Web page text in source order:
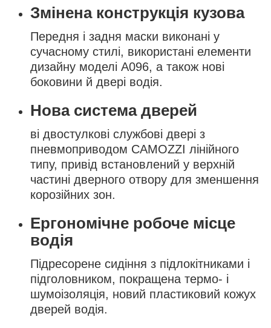
Змінена конструкція кузова
Передня і задня маски виконані у
сучасному стилі, використані елементи
дизайну моделі А096, а також нові
боковини й двері водія.
Нова система дверей
ві двостулкові службові двері з
пневмоприводом CAMOZZI лінійного
типу, привід встановлений у верхній
частині дверного отвору для зменшення
корозійних зон.
Ергономічне робоче місце
водія
Підресорене сидіння з підлокітниками і
підголовником, покращена термо- і
шумоізоляція, новий пластиковий кожух
дверей водія.